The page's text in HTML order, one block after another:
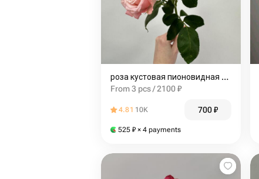
роза кустовая пионовидная Мадам Бомбастик
From 3 pcs / 2100 ₽
4.81 10K 700₽
525 ₽ × 4 payments